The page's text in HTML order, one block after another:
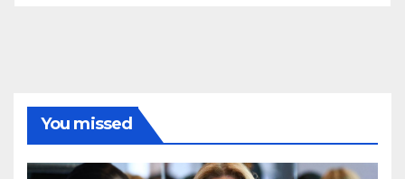
You missed